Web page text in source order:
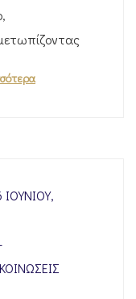
ΙΟΥΝΊΟΥ,